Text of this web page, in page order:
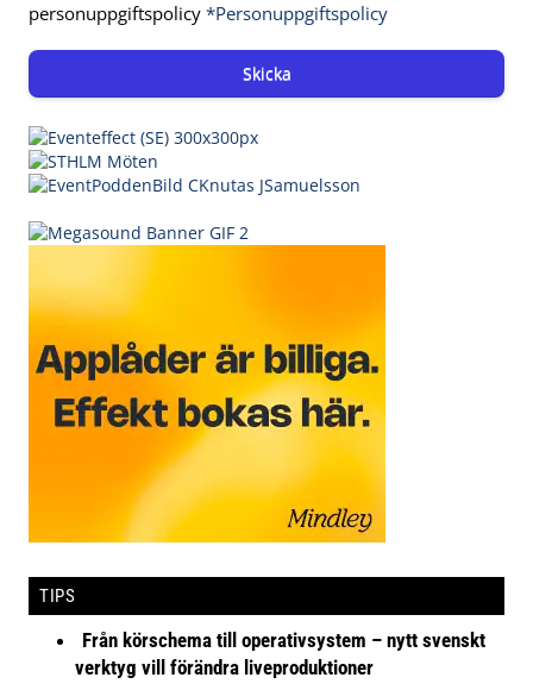
personuppgiftspolicy *Personuppgiftspolicy
Skicka
TIPS
Från körschema till operativsystem – nytt svenskt
verktyg vill förändra liveproduktioner